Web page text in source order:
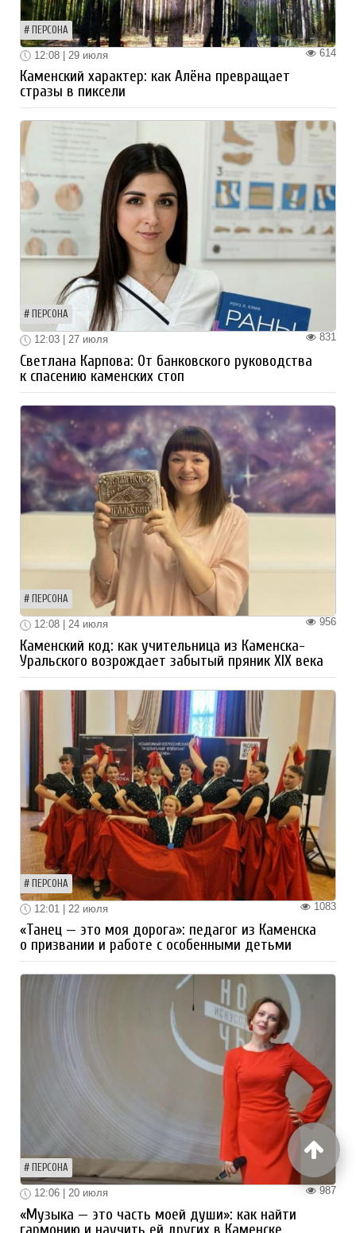
ПЕРСОНА
614
12:08 | 29 июля
Каменский характер: как Алёна превращает
стразы в пиксели
ПЕРСОНА
831
12:03 | 27 июля
Светлана Карпова: От банковского руководства
к спасению каменских стоп
ПЕРСОНА
956
12:08 | 24 июля
Каменский код: как учительница из Каменска-
Уральского возрождает забытый пряник XIX века
ПЕРСОНА
1083
12:01 | 22 июля
«Танец — это моя дорога»: педагог из Каменска
о призвании и работе с особенными детьми
ПЕРСОНА
987
12:06 | 20 июля
«Музыка — это часть моей души»: как найти